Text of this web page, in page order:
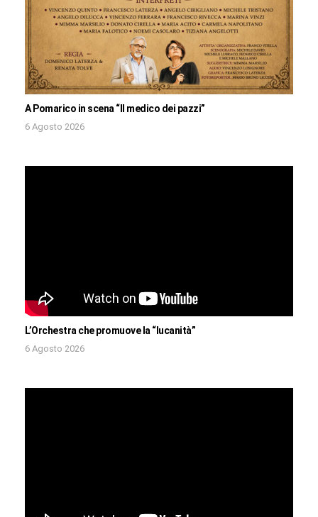
A Pomarico in scena “Il medico dei pazzi”
6 Agosto 2026
L’Orchestra che promuove la “lucanità”
6 Agosto 2026